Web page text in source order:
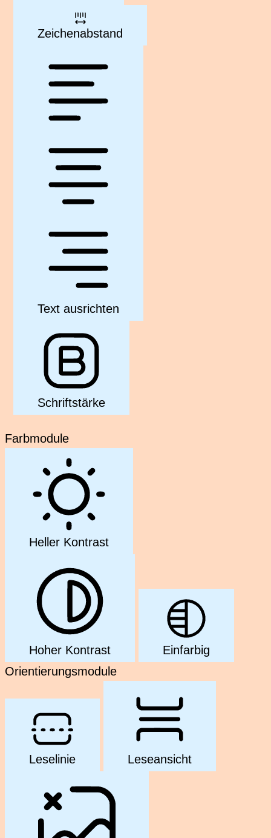
Zeichenabstand
Text ausrichten
Schriftstärke
Farbmodule
Heller Kontrast
Hoher Kontrast
Einfarbig
Orientierungsmodule
Leselinie Leseansicht